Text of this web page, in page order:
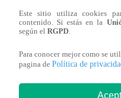
Este miércoles 24 de
Mayra Goñi, Christian
Este sitio utiliza cookies
contenido. Si estás en la
según el RGPD
Para conocer mejor como se
pagina de Política de